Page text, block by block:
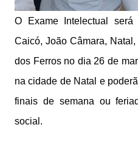
O Exame Intelectual
Caicó, João Câmara,
dos Ferros no dia 26 de
na cidade de Natal e
finais de semana ou
social.